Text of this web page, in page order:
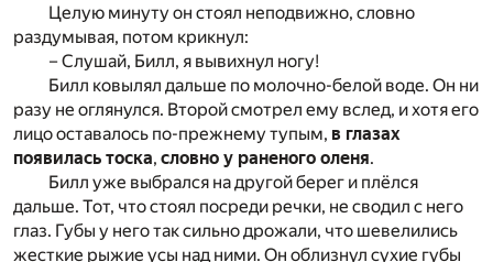
Целую минуту он стоял неподвижно, словно
раздумывая, потом крикнул:
– Слушай, Билл, я вывихнул ногу!
Билл ковылял дальше по молочно-белой воде. Он ни
разу не оглянулся. Второй смотрел ему вслед, и хотя его
лицо оставалось по-прежнему тупым, в глазах
появилась тоска, словно у раненого оленя.
Билл уже выбрался на другой берег и плёлся
дальше. Тот, что стоял посреди речки, не сводил с него
глаз. Губы у него так сильно дрожали, что шевелились
жесткие рыжие усы над ними. Он облизнул сухие губы